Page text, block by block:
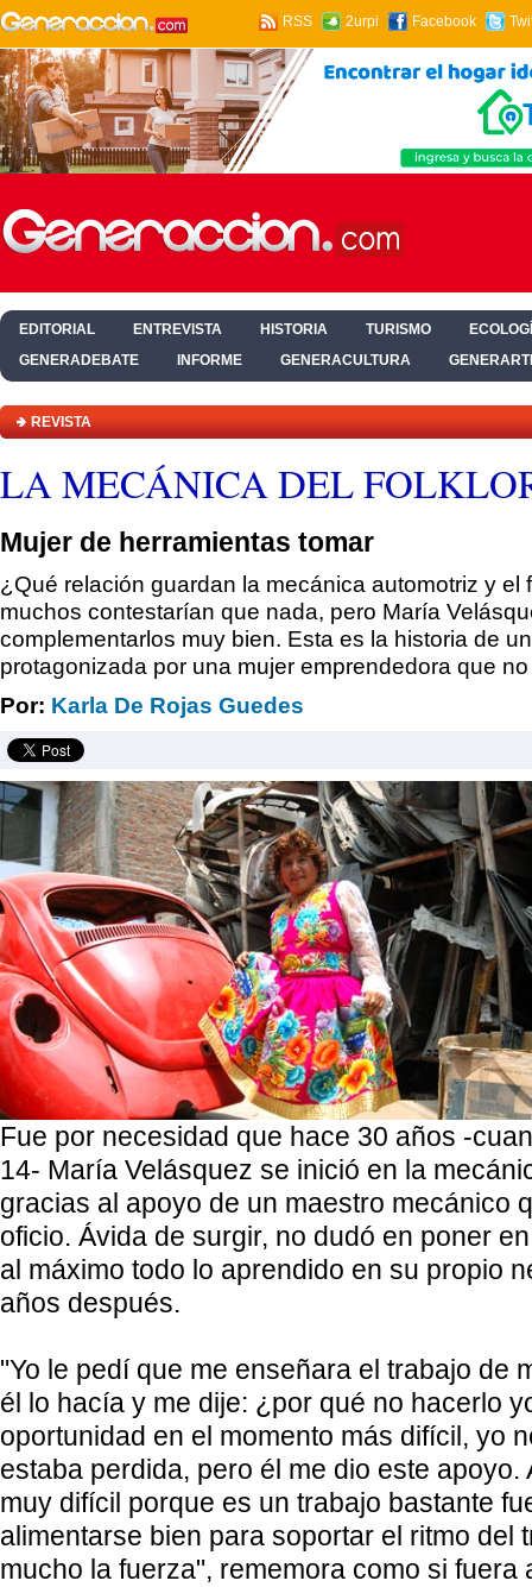
RSS 2urpi Facebook
EDITORIAL ENTREVISTA HISTORIA TURISMO
GENERADEBATE
INFORME GENERACULTURA
REVISTA
LA MECÁNICA DEL
Mujer de herramientas tomar
¿Qué relación guardan la mecánica automotriz y el
muchos contestarían que nada, pero María
complementarlos muy bien. Esta es la historia de
protagonizada por una mujer emprendedora que
Por: Karla De Rojas Guedes
Fue por necesidad que hace 30 años -
14- María Velásquez se inició en la
gracias al apoyo de un maestro mecánico
oficio. Ávida de surgir, no dudó en poner
al máximo todo lo aprendido en su propio
años después.
"Yo le pedí que me enseñara el trabajo de
él lo hacía y me dije: ¿por qué no hacerlo
oportunidad en el momento más difícil, yo
estaba perdida, pero él me dio este apoyo.
muy difícil porque es un trabajo bastante
alimentarse bien para soportar el ritmo del
mucho la fuerza", rememora como si fuera